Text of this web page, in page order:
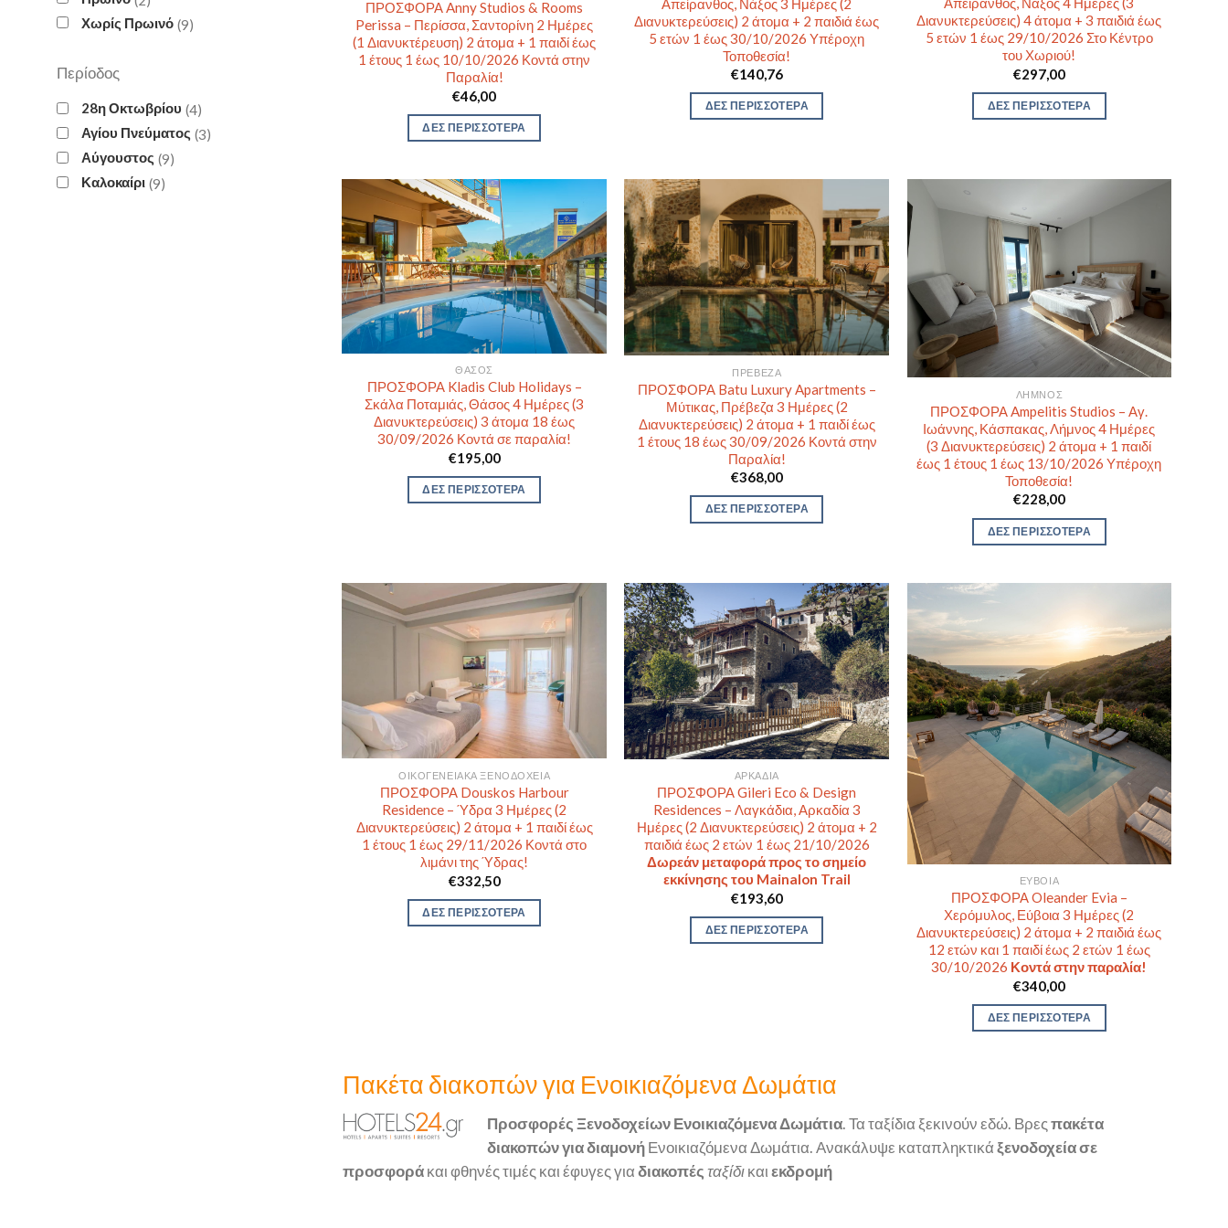
Χωρίς Πρωινό 9
Περίοδος
28η Οκτωβρίου 4
Αγίου Πνεύματος 3
Αύγουστος 9
Καλοκαίρι 9
ΠΡΟΣΦΟΡΑ Anny Studios & Rooms
Perissa – Περίσσα, Σαντορίνη 2 Ημέρες
(1 Διανυκτέρευση) 2 άτομα + 1 παιδί έως
1 έτους 1 έως 10/10/2026 Κοντά στην
Παραλία!
€46,00
ΔΕΣ ΠΕΡΙΣΣΟΤΕΡΑ
Απείρανθος, Νάξος 3 Ημέρες (2
Διανυκτερεύσεις) 2 άτομα + 2 παιδιά έως
5 ετών 1 έως 30/10/2026 Υπέροχη
Τοποθεσία!
€140,76
ΔΕΣ ΠΕΡΙΣΣΟΤΕΡΑ
Διανυκτερεύσεις) 4 άτομα + 3 παιδιά έως
5 ετών 1 έως 29/10/2026 Στο Κέντρο
του Χωριού!
€297,00
ΔΕΣ ΠΕΡΙΣΣΟΤΕΡΑ
ΘΆΣΟΣ
ΠΡΟΣΦΟΡΑ Kladis Club Holidays –
Σκάλα Ποταμιάς, Θάσος 4 Ημέρες (3
Διανυκτερεύσεις) 3 άτομα 18 έως
30/09/2026 Κοντά σε παραλία!
€195,00
ΔΕΣ ΠΕΡΙΣΣΟΤΕΡΑ
ΠΡΈΒΕΖΑ
ΠΡΟΣΦΟΡΑ Batu Luxury Apartments –
Μύτικας, Πρέβεζα 3 Ημέρες (2
Διανυκτερεύσεις) 2 άτομα + 1 παιδί έως
1 έτους 18 έως 30/09/2026 Κοντά στην
Παραλία!
€368,00
ΔΕΣ ΠΕΡΙΣΣΟΤΕΡΑ
ΛΉΜΝΟΣ
ΠΡΟΣΦΟΡΑ Ampelitis Studios – Αγ.
Ιωάννης, Κάσπακας, Λήμνος 4 Ημέρες
(3 Διανυκτερεύσεις) 2 άτομα + 1 παιδί
έως 1 έτους 1 έως 13/10/2026 Υπέροχη
Τοποθεσία!
€228,00
ΔΕΣ ΠΕΡΙΣΣΟΤΕΡΑ
ΟΙΚΟΓΕΝΕΙΑΚΆ ΞΕΝΟΔΟΧΕΊΑ
ΠΡΟΣΦΟΡΑ Douskos Harbour
Residence – Ύδρα 3 Ημέρες (2
Διανυκτερεύσεις) 2 άτομα + 1 παιδί έως
1 έτους 1 έως 29/11/2026 Κοντά στο
λιμάνι της Ύδρας!
€332,50
ΔΕΣ ΠΕΡΙΣΣΟΤΕΡΑ
ΑΡΚΑΔΊΑ
ΠΡΟΣΦΟΡΑ Gileri Eco & Design
Residences – Λαγκάδια, Αρκαδία 3
Ημέρες (2 Διανυκτερεύσεις) 2 άτομα + 2
παιδιά έως 2 ετών 1 έως 21/10/2026
Δωρεάν μεταφορά προς το σημείο
εκκίνησης του Mainalon Trail
€193,60
ΔΕΣ ΠΕΡΙΣΣΟΤΕΡΑ
ΕΎΒΟΙΑ
ΠΡΟΣΦΟΡΑ Oleander Evia –
Χερόμυλος, Εύβοια 3 Ημέρες (2
Διανυκτερεύσεις) 2 άτομα + 2 παιδιά έως
12 ετών και 1 παιδί έως 2 ετών 1 έως
30/10/2026 Κοντά στην παραλία!
€340,00
ΔΕΣ ΠΕΡΙΣΣΟΤΕΡΑ
Πακέτα διακοπών για Ενοικιαζόμενα Δωμάτια
Προσφορές Ξενοδοχείων Ενοικιαζόμενα Δωμάτια. Τα ταξίδια ξεκινούν εδώ. Βρεςπακέτα
διακοπών για διαμονήΕνοικιαζόμενα Δωμάτια. Ανακάλυψε καταπληκτικάξενοδοχεία σε
προσφοράκαι φθηνές τιμές και έφυγες γιαδιακοπέςταξίδικαιεκδρομή